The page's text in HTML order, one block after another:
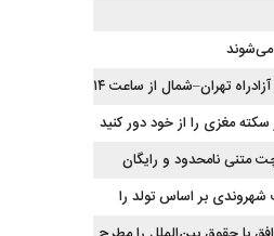
تهران–شمال از ساعت ۱۴
شهروندی بر اساس تولد را